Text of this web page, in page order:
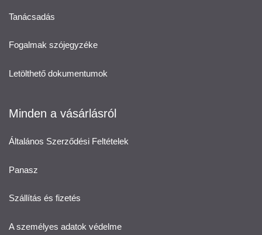
Tanácsadás
Fogalmak szójegyzéke
Letölthető dokumentumok
Minden a vásárlásról
Általános Szerződési Feltételek
Panasz
Szállítás és fizetés
A személyes adatok védelme